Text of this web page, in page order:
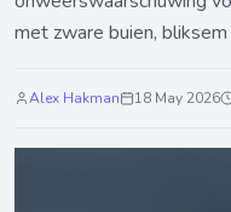
met zware buien,
Alex Hakman 18 May 2026